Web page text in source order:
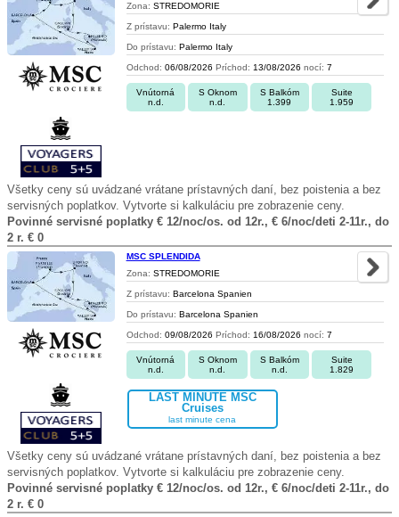
Zona: STREDOMORIE
Z prístavu: Palermo Italy
Do prístavu: Palermo Italy
Odchod: 06/08/2026 Príchod: 13/08/2026 nocí: 7
Vnútorná
n.d.
S Oknom
n.d.
S Balkóm
1.399
Suite
1.959
Všetky ceny sú uvádzané vrátane prístavných daní, bez poistenia a bez
servisných poplatkov. Vytvorte si kalkuláciu pre zobrazenie ceny.
Povinné servisné poplatky € 12/noc/os. od 12r., € 6/noc/deti 2-11r., do
2 r. € 0
MSC SPLENDIDA
Zona: STREDOMORIE
Z prístavu: Barcelona Spanien
Do prístavu: Barcelona Spanien
Odchod: 09/08/2026 Príchod: 16/08/2026 nocí: 7
Vnútorná
n.d.
S Oknom
n.d.
S Balkóm
n.d.
Suite
1.829
LAST MINUTE MSC
Cruises
last minute cena
Všetky ceny sú uvádzané vrátane prístavných daní, bez poistenia a bez
servisných poplatkov. Vytvorte si kalkuláciu pre zobrazenie ceny.
Povinné servisné poplatky € 12/noc/os. od 12r., € 6/noc/deti 2-11r., do
2 r. € 0